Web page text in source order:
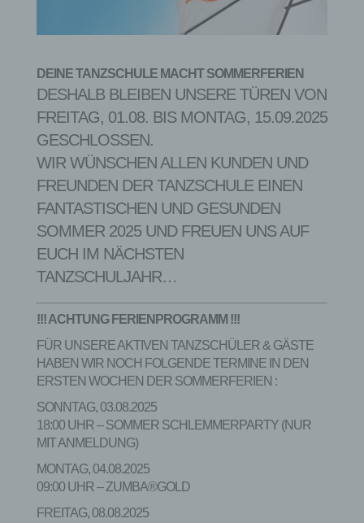
DEINE TANZSCHULE MACHT SOMMERFERIEN
DESHALB BLEIBEN UNSERE TÜREN VON
FREITAG, 01.08. BIS MONTAG, 15.09.2025
GESCHLOSSEN.
WIR WÜNSCHEN ALLEN KUNDEN UND
FREUNDEN DER TANZSCHULE EINEN
FANTASTISCHEN UND GESUNDEN
SOMMER 2025 UND FREUEN UNS AUF
EUCH IM NÄCHSTEN
TANZSCHULJAHR…
!!! ACHTUNG FERIENPROGRAMM !!!
FÜR UNSERE AKTIVEN TANZSCHÜLER & GÄSTE
HABEN WIR NOCH FOLGENDE TERMINE IN DEN
ERSTEN WOCHEN DER SOMMERFERIEN :
SONNTAG, 03.08.2025
18:00 UHR – SOMMER SCHLEMMERPARTY (NUR
MIT ANMELDUNG)
MONTAG, 04.08.2025
09:00 UHR – ZUMBA®GOLD
FREITAG, 08.08.2025